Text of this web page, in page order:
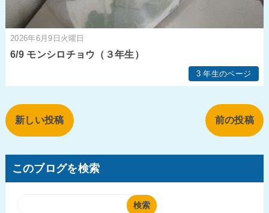
2026年6月9日火曜日
6/9 モンシロチョウ（３年生）
3 年生のページ
新しい投稿 前の投稿
このブログを検索